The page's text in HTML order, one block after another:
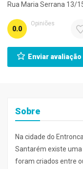
Rua Maria Serrana 13/
0.0
Opiniões
Enviar avaliação
Sobre
Na cidade do
Santarém existe
foram criados entre